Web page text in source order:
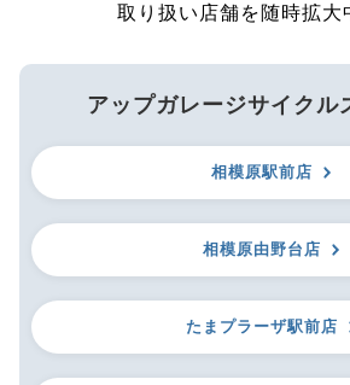
取り扱い店舗を随時拡大
アップガレージサイクル
相模原駅前店
相模原由野台店
たまプラーザ駅前店